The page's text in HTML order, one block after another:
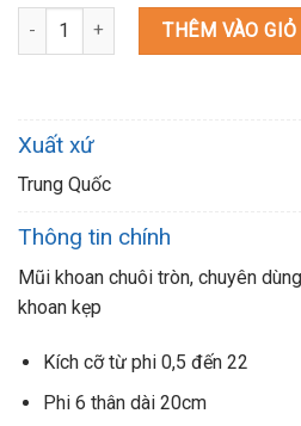
Mũi Khoan Gỗ các cỡ số lượng
THÊM VÀO
Xuất xứ
Trung Quốc
Thông tin chính
Mũi khoan chuôi tròn, chuyên
khoan kẹp
Kích cỡ từ phi 0,5 đến 22
Phi 6 thân dài 20cm